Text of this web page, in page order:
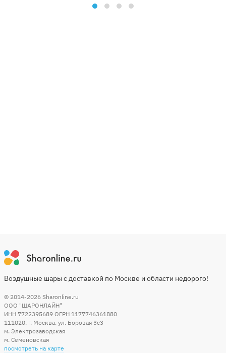
Воздушные шары с доставкой по Москве и области недорого!
© 2014-2026 Sharonline.ru
ООО "ШАРОНЛАЙН"
ИНН 7722395689 ОГРН 1177746361880
111020, г. Москва, ул. Боровая 3c3
м. Электрозаводская
м. Семеновская
посмотреть на карте